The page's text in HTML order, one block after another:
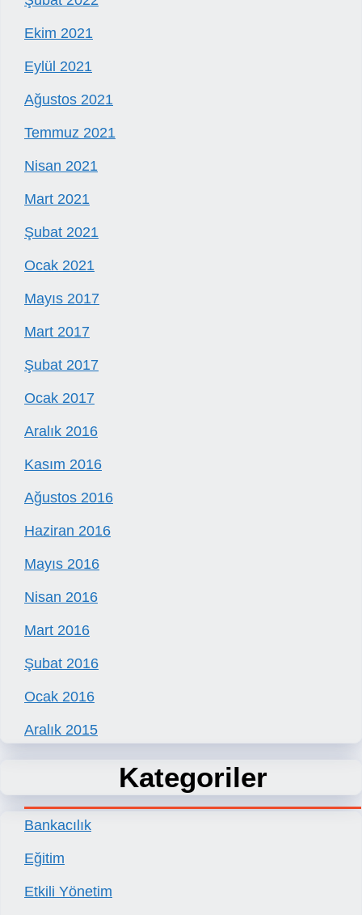
Ekim 2021
Eylül 2021
Ağustos 2021
Temmuz 2021
Nisan 2021
Mart 2021
Şubat 2021
Ocak 2021
Mayıs 2017
Mart 2017
Şubat 2017
Ocak 2017
Aralık 2016
Kasım 2016
Ağustos 2016
Haziran 2016
Mayıs 2016
Nisan 2016
Mart 2016
Şubat 2016
Ocak 2016
Aralık 2015
Kategoriler
Bankacılık
Eğitim
Etkili Yönetim